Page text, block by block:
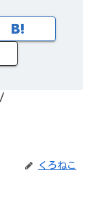
くろねこ